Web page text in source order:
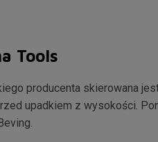
Tools
producenta skierowana
upadkiem z wysokości.